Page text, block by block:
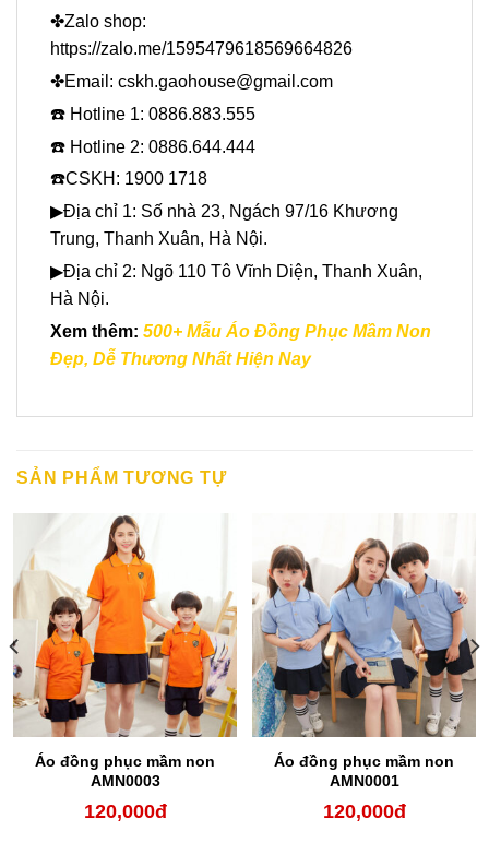
✤Zalo shop:
https://zalo.me/1595479618569664826
✤Email: cskh.gaohouse@gmail.com
☎️ Hotline 1: 0886.883.555
☎️ Hotline 2: 0886.644.444
☎️CSKH: 1900 1718
▶Địa chỉ 1: Số nhà 23, Ngách 97/16 Khương
Trung, Thanh Xuân, Hà Nội.
▶Địa chỉ 2: Ngõ 110 Tô Vĩnh Diện, Thanh Xuân,
Hà Nội.
Xem thêm: 500+ Mẫu Áo Đồng Phục Mầm Non
Đẹp, Dễ Thương Nhất Hiện Nay
SẢN PHẨM TƯƠNG TỰ
Áo đồng phục mầm non
AMN0003
120,000đ
Áo đồng phục mầm non
AMN0001
120,000đ